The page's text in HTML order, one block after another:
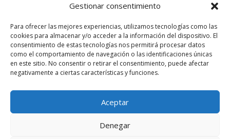
Gestionar consentimiento
Para ofrecer las mejores experiencias, utilizamos tecnologías como las
cookies para almacenar y/o acceder a la información del dispositivo. El
consentimiento de estas tecnologías nos permitirá procesar datos
como el comportamiento de navegación o las identificaciones únicas
en este sitio. No consentir o retirar el consentimiento, puede afectar
negativamente a ciertas características y funciones.
Aceptar
Denegar
Monitor de Huerto Escolar
Monitor de Ajedrez